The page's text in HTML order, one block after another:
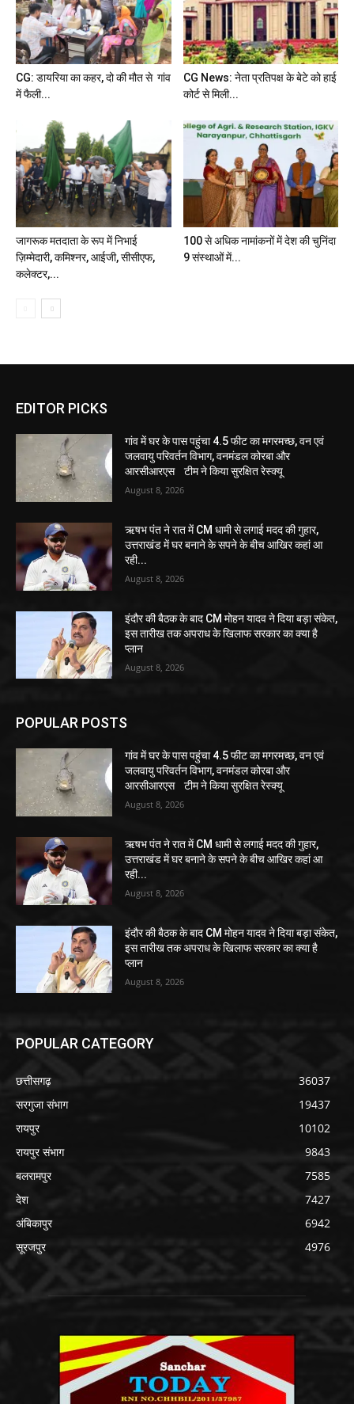
CG: डायरिया का कहर, दो की मौत से गांव
में फैली...
CG News: नेता प्रतिपक्ष के बेटे को हाई
कोर्ट से मिली...
जागरूक मतदाता के रूप में निभाई
ज़िम्मेदारी, कमिश्नर, आईजी, सीसीएफ,
कलेक्टर,...
100 से अधिक नामांकनों में देश की चुनिंदा
9 संस्थाओं में...
EDITOR PICKS
गांव में घर के पास पहुंचा 4.5 फीट का मगरमच्छ, वन एवं
जलवायु परिवर्तन विभाग, वनमंडल कोरबा और
आरसीआरएस टीम ने किया सुरक्षित रेस्क्यू
August 8, 2026
ऋषभ पंत ने रात में CM धामी से लगाई मदद की गुहार,
उत्तराखंड में घर बनाने के सपने के बीच आखिर कहां आ
रही...
August 8, 2026
इंदौर की बैठक के बाद CM मोहन यादव ने दिया बड़ा संकेत,
इस तारीख तक अपराध के खिलाफ सरकार का क्या है
प्लान
August 8, 2026
POPULAR POSTS
गांव में घर के पास पहुंचा 4.5 फीट का मगरमच्छ, वन एवं
जलवायु परिवर्तन विभाग, वनमंडल कोरबा और
आरसीआरएस टीम ने किया सुरक्षित रेस्क्यू
August 8, 2026
ऋषभ पंत ने रात में CM धामी से लगाई मदद की गुहार,
उत्तराखंड में घर बनाने के सपने के बीच आखिर कहां आ
रही...
August 8, 2026
इंदौर की बैठक के बाद CM मोहन यादव ने दिया बड़ा संकेत,
इस तारीख तक अपराध के खिलाफ सरकार का क्या है
प्लान
August 8, 2026
POPULAR CATEGORY
छत्तीसगढ़
36037
सरगुजा संभाग
19437
रायपुर
10102
रायपुर संभाग
9843
बलरामपुर
7585
देश
7427
अंबिकापुर
6942
सूरजपुर
4976